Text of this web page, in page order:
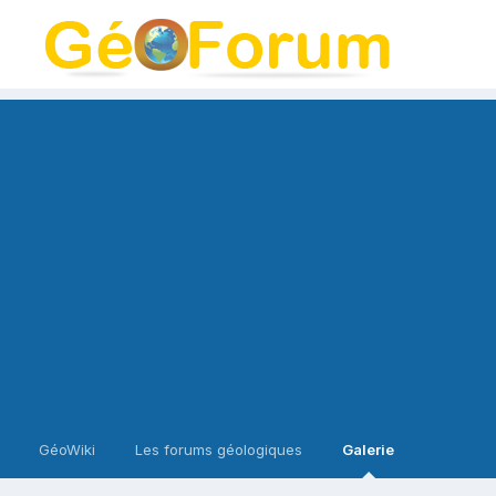
GéoWiki Les forums géologiques Galerie